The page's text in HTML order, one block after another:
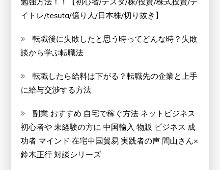
イトレ/tesuta/億り人/日本株/切り抜き】
転職後に失敗したと思う時ってどんな時？失敗
談から学ぶ転職法
転職したら給料は下がる？転職先の企業と上手
に給与交渉する方法
副業 おすすめ 自宅で稼ぐ方法 ネットビジネス
初心者や 未経験の方に 中国輸入 物販 ビジネス 成
功者 マインド 在宅中国貿易 実践者の声 間山さん×
鈴木正行 対談シリーズ